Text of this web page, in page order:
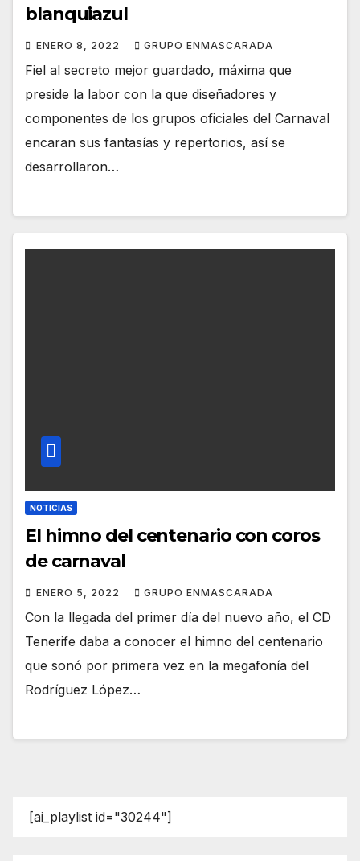
blanquiazul
ENERO 8, 2022 GRUPO ENMASCARADA
Fiel al secreto mejor guardado, máxima que
preside la labor con la que diseñadores y
componentes de los grupos oficiales del Carnaval
encaran sus fantasías y repertorios, así se
desarrollaron…
NOTICIAS
El himno del centenario con coros
de carnaval
ENERO 5, 2022 GRUPO ENMASCARADA
Con la llegada del primer día del nuevo año, el CD
Tenerife daba a conocer el himno del centenario
que sonó por primera vez en la megafonía del
Rodríguez López…
[ai_playlist id="30244"]